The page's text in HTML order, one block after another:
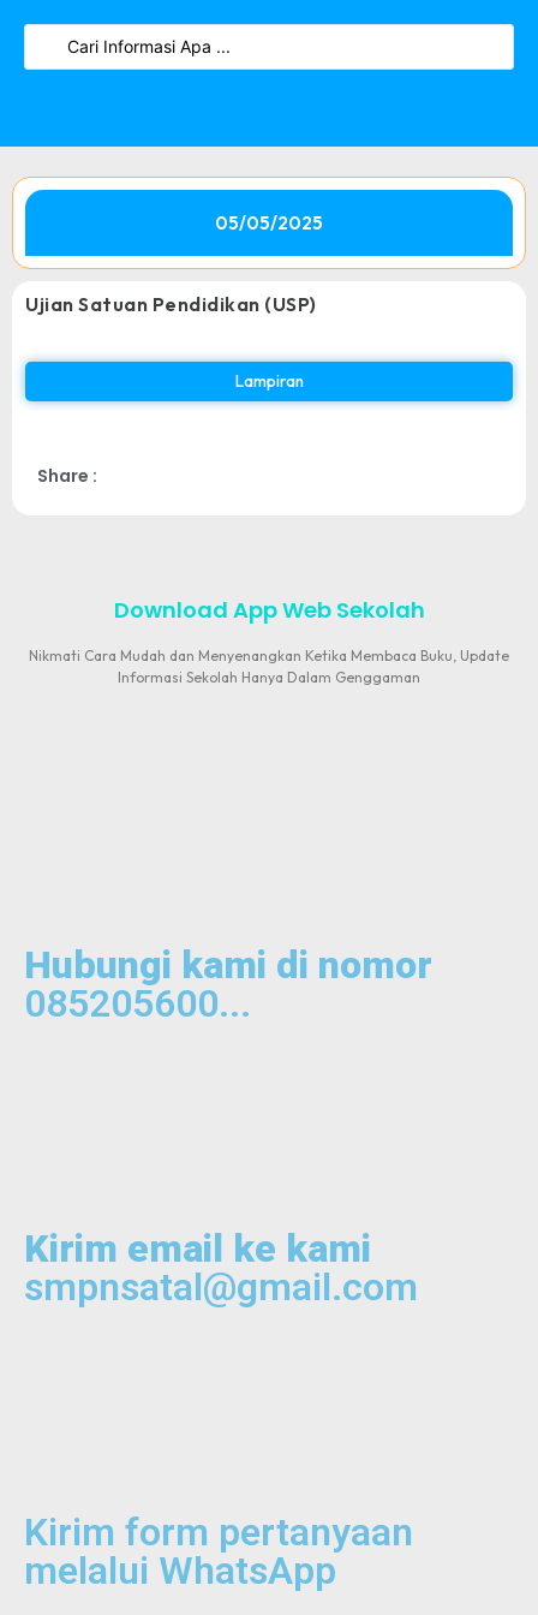
05/05/2025
Ujian Satuan Pendidikan (USP)
Lampiran
Share :
Download App Web Sekolah
Nikmati Cara Mudah dan Menyenangkan Ketika Membaca Buku, Update
Informasi Sekolah Hanya Dalam Genggaman
Hubungi kami di nomor
085205600...
Kirim email ke kami
smpnsatal@gmail.com
Kirim form pertanyaan
melalui WhatsApp